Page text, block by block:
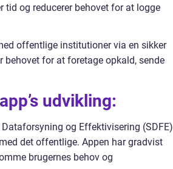
tid og reducerer behovet for at logge
offentlige institutioner via en sikker
for at foretage opkald, sende
udvikling:
og Effektivisering (SDFE)
det offentlige. Appen har gradvist
brugernes behov og